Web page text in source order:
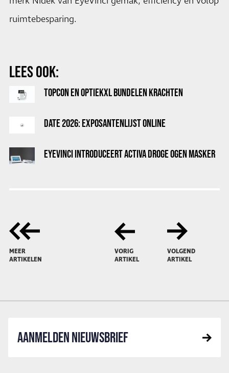
ruimtebesparing.
LEES OOK:
TOPCON EN OPTIEKXL BUNDELEN KRACHTEN
DATE 2026: EXPOSANTENLIJST ONLINE
EYEVINCI INTRODUCEERT ACTIVA DROGE OGEN MASKER
MEER
ARTIKELEN
VORIG
ARTIKEL
VOLGEND
ARTIKEL
AANMELDEN NIEUWSBRIEF